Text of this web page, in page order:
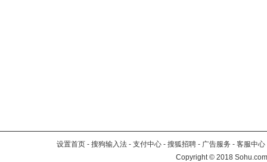
设置首页 - 搜狗输入法 - 支付中心 - 搜狐招聘 - 广告服务 - 客服中心
Copyright©2018